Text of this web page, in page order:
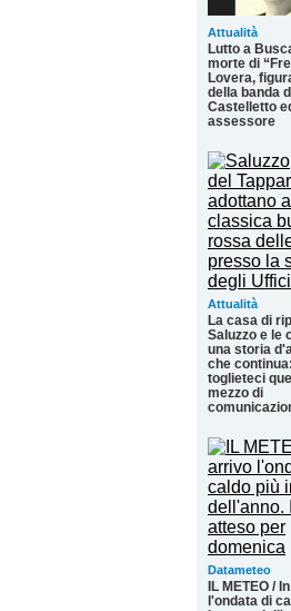
Attualità
Lutto a
morte di
Lovera,
della banda
Castelletto
assessore
Attualità
La casa di
Saluzzo e le
una storia
che
toglieteci
mezzo di
Datameteo
IL METEO /
l'ondata di